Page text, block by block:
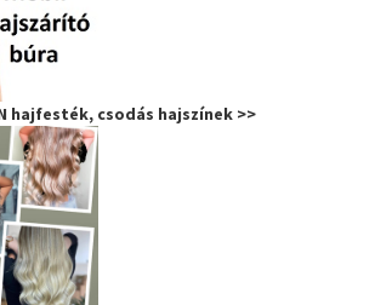
hajfesték, csodás hajszínek >>